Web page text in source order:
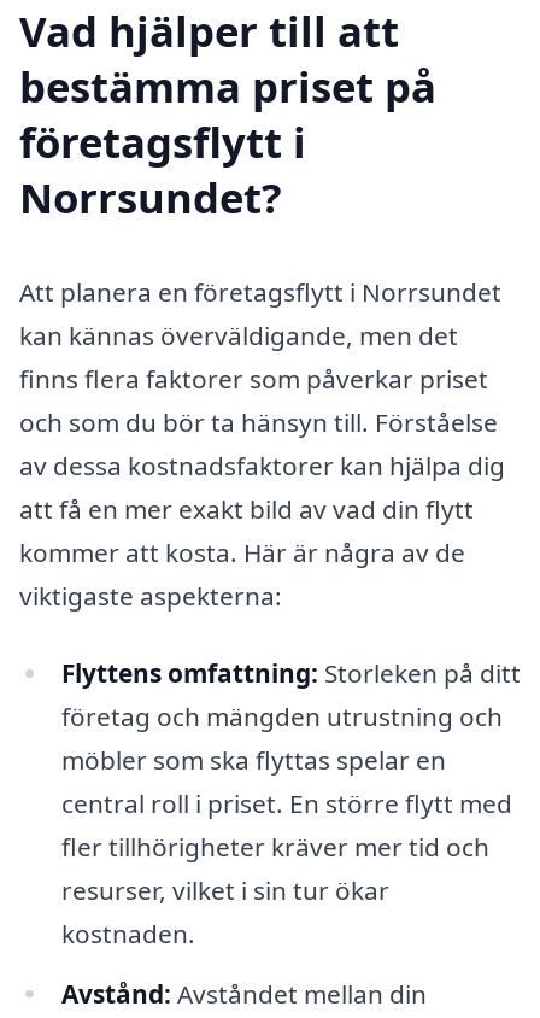
Vad hjälper till att
bestämma priset på
företagsflytt i
Norrsundet?
Att planera en företagsflytt i Norrsundet
kan kännas överväldigande, men det
finns flera faktorer som påverkar priset
och som du bör ta hänsyn till. Förståelse
av dessa kostnadsfaktorer kan hjälpa dig
att få en mer exakt bild av vad din flytt
kommer att kosta. Här är några av de
viktigaste aspekterna:
Flyttens omfattning: Storleken på ditt
företag och mängden utrustning och
möbler som ska flyttas spelar en
central roll i priset. En större flytt med
fler tillhörigheter kräver mer tid och
resurser, vilket i sin tur ökar
kostnaden.
Avstånd: Avståndet mellan din